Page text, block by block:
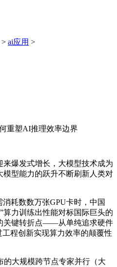
> ai应用 >
重塑AI推理效率边界
爆发式增长，大模型技术成为
型能力的跃升不断刷新人类对
耗数数万张GPU卡时，中国
算力训练出性能对标国际巨头的
关键转折点——从单纯追求硬件
程创新实现算力效率的颠覆性
大规模跨节点专家并行（大